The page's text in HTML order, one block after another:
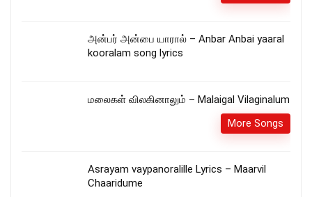
அன்பர் அன்பை யாரால் – Anbar Anbai yaaral
kooralam song lyrics
மலைகள் விலகினாலும் – Malaigal Vilaginalum
More Songs
Asrayam vaypanoralille Lyrics – Maarvil
Chaaridume